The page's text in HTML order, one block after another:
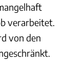
verarbeitet.
von den